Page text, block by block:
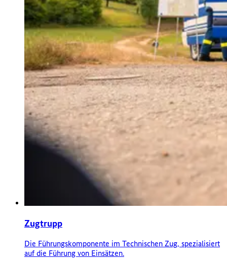
Zugtrupp
Die Führungskomponente im Technischen Zug, spezialisiert
auf die Führung von Einsätzen.